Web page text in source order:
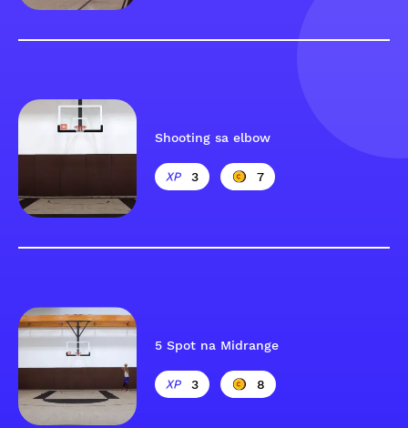
Shooting sa elbow
3 7
5 Spot na Midrange
3 8